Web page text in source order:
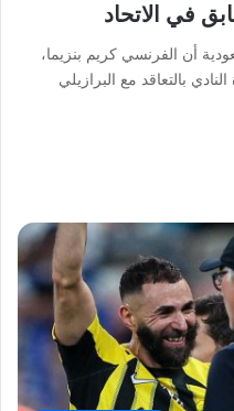
في الاتحاد
أن الفرنسي كريم بنزيما،
بالتعاقد مع البرازيلي